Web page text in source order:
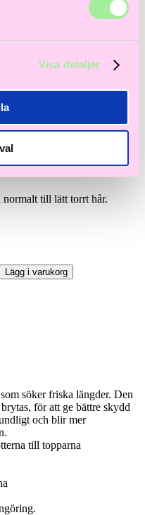
Visa detaljer
Bain
250ml
normalt till lätt torrt hår.
Lägg i varukorg
söker friska längder. Den
för att ge bättre skydd
och blir mer
till topparna